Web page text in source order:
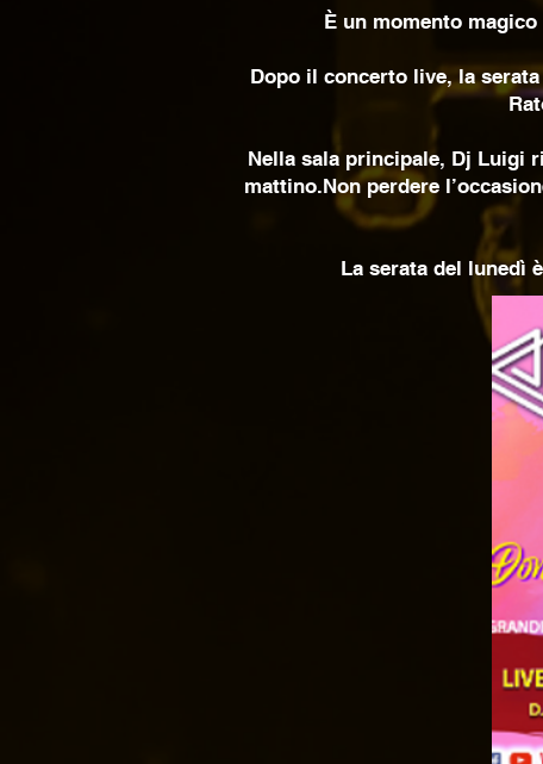
È un momento
Dopo il concerto live, la
Nella sala principale, Dj Luigi
mattino.Non perdere
La serata del lunedì